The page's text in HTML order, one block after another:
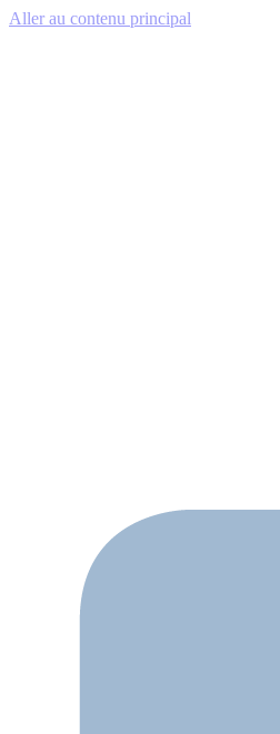
Aller au contenu principal